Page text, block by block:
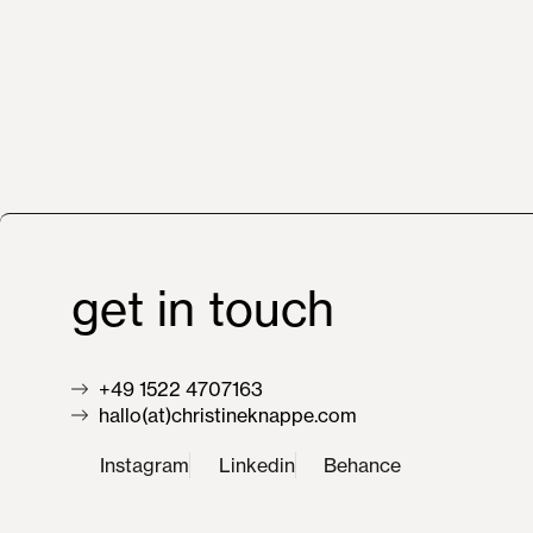
get in touch
+49 1522 4707163
hallo(at)christineknappe.com
Instagram Linkedin Behance